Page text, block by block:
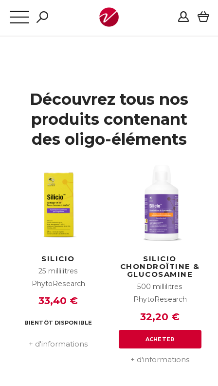
Découvrez tous nos
produits contenant
des oligo-éléments
SILICIO
25 millilitres
PhytoResearch
33,40 €
BIENTÔT DISPONIBLE
+ d'informations
SILICIO
CHONDROÏTINE &
GLUCOSAMINE
500 millilitres
PhytoResearch
32,20 €
ACHETER
+ d'informations